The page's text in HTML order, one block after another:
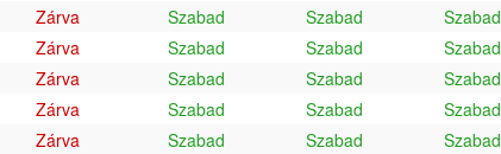
Zárva Szabad Szabad
Szabad
Zárva Szabad Szabad
Szabad
Zárva Szabad Szabad
Szabad
Zárva Szabad Szabad
Szabad
Zárva Szabad Szabad
Szabad